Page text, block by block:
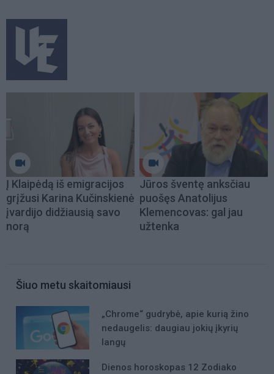
Į Klaipėdą iš emigracijos
grįžusi Karina Kučinskienė
įvardijo didžiausią savo
norą
Jūros šventę anksčiau
puošęs Anatolijus
Klemencovas: gal jau
užtenka
Šiuo metu skaitomiausi
„Chrome“ gudrybė, apie kurią žino
nedaugelis: daugiau jokių įkyrių
langų
Dienos horoskopas 12 Zodiako